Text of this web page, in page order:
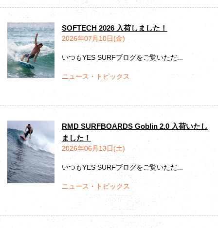
SOFTECH 2026 入荷しました！
2026年07月10日(金)
いつもYES SURFブログをご覧いただ...
ニュース・トピックス
RMD SURFBOARDS Goblin 2.0 入荷いたし
ました！
2026年06月13日(土)
いつもYES SURFブログをご覧いただ...
ニュース・トピックス